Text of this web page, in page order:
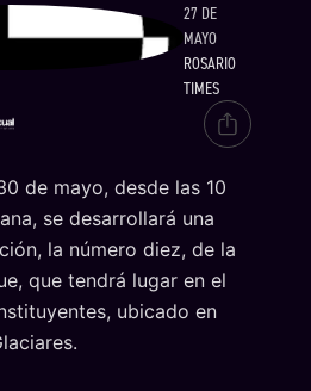
27 DE
MAYO
ROSARIO
TIMES
de mayo, desde las 10
se desarrollará una
la número diez, de la
que tendrá lugar en el
ubicado en